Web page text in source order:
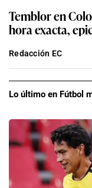
Temblor en
hora exacta,
Redacción EC
Lo último en Fútbol